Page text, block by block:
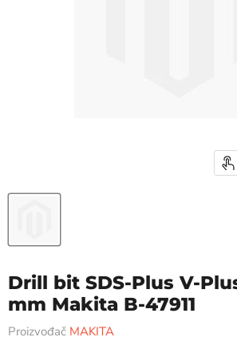
Drill bit SDS-Plus V-
mm Makita B-47911
Proizvođač MAKITA